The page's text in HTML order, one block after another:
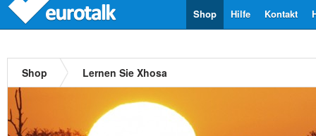
Kontakt
Hilfe
Shop
Shop Lernen Sie Xhosa